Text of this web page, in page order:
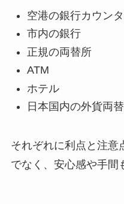
空港の銀行カウン
市内の銀行
正規の両替所
ATM
ホテル
日本国内の外貨両
それぞれに利点と注意
でなく、安心感や手間